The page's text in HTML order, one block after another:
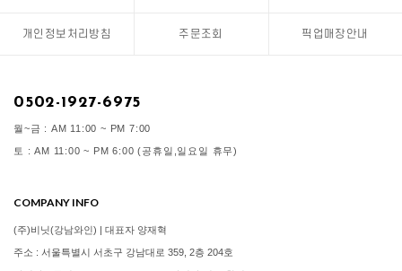
개인정보처리방침 주문조회 픽업매장안내
0502-1927-6975
월~금 : AM 11:00 ~ PM 7:00
토 : AM 11:00 ~ PM 6:00 (공휴일,일요일 휴무)
COMPANY INFO
(주)비닛(강남와인) | 대표자 양재혁
주소 : 서울특별시 서초구 강남대로 359, 2층 204호